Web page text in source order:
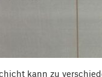
kann zu